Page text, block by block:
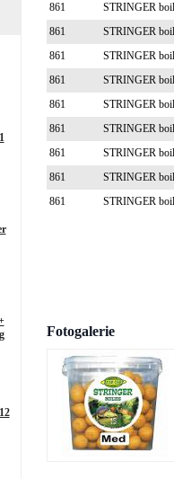
861
STRINGER
861
STRINGER
861
STRINGER
861
STRINGER
861
STRINGER
861
STRINGER
861
STRINGER
861
STRINGER
861
STRINGER
Fotogalerie